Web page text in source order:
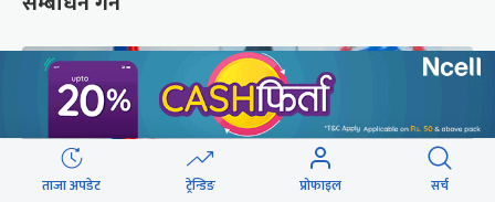
ताजा अपडेट ट्रेन्डिङ प्रोफाइल सर्च